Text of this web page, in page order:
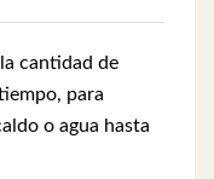
cantidad de
para
o agua hasta